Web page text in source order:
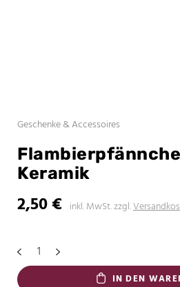
Geschenke & Accessoires
Keramik
2,50€ inkl. MwSt.zzgl.
IN DEN